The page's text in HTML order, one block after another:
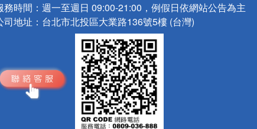
務時間： 週一至週日 09:00-21:00，例假日依網站公告為主
司地址： 台北市北投區大業路136號5樓 (台灣)